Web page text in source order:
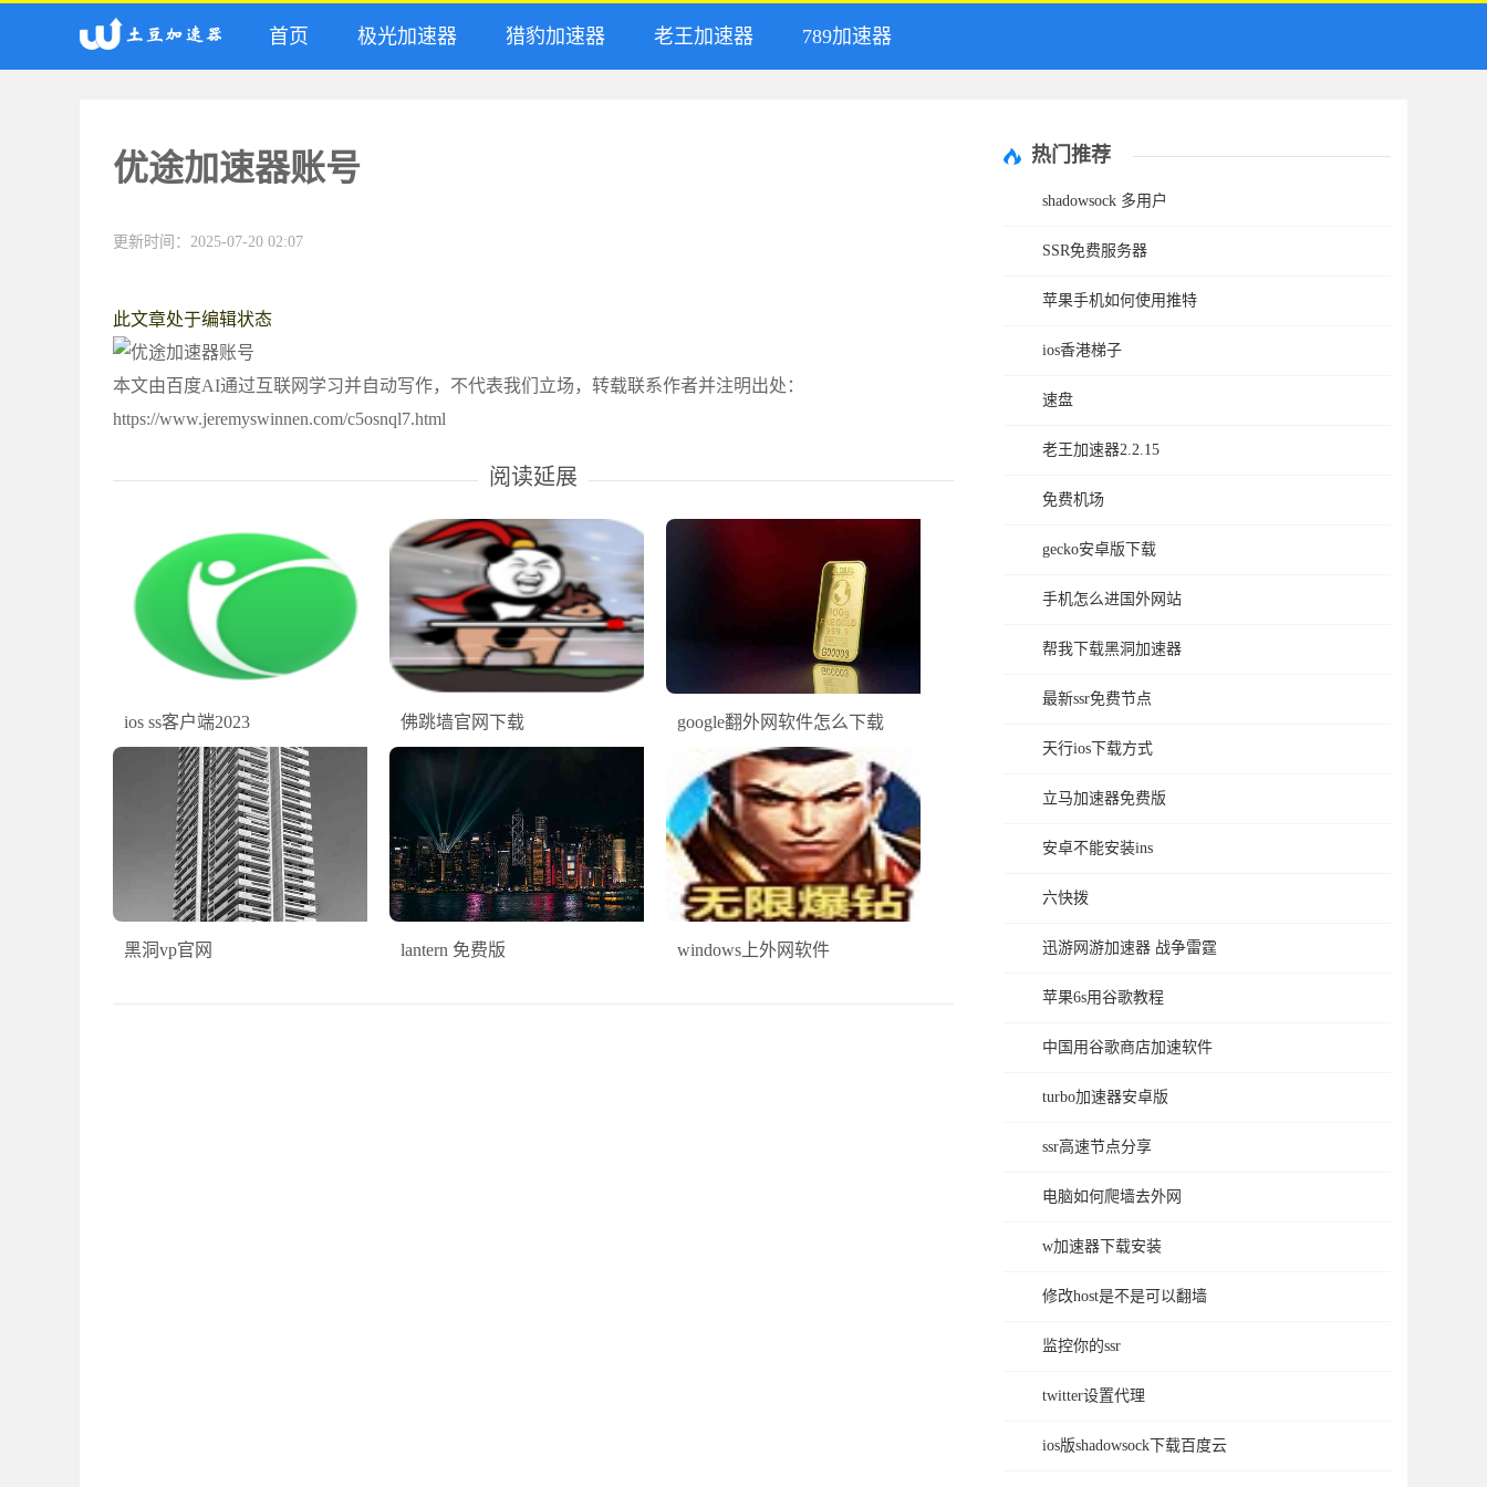
首页 极光加速器 猎豹加速器 老王加速器 789加速器
优途加速器账号
更新时间：2025-07-20 02:07
此文章处于编辑状态
本文由百度AI通过互联网学习并自动写作，不代表我们立场，转载联系作者并注明出处：
https://www.jeremyswinnen.com/c5osnql7.html
阅读延展
ios ss客户端2023 佛跳墙官网下载 google翻外网软件怎么下载
黑洞vp官网 lantern 免费版 windows上外网软件
热门推荐
shadowsock 多用户
SSR免费服务器
苹果手机如何使用推特
ios香港梯子
速盘
老王加速器2.2.15
免费机场
gecko安卓版下载
手机怎么进国外网站
帮我下载黑洞加速器
最新ssr免费节点
天行ios下载方式
立马加速器免费版
安卓不能安装ins
六快拨
迅游网游加速器 战争雷霆
苹果6s用谷歌教程
中国用谷歌商店加速软件
turbo加速器安卓版
ssr高速节点分享
电脑如何爬墙去外网
w加速器下载安装
修改host是不是可以翻墙
监控你的ssr
twitter设置代理
ios版shadowsock下载百度云